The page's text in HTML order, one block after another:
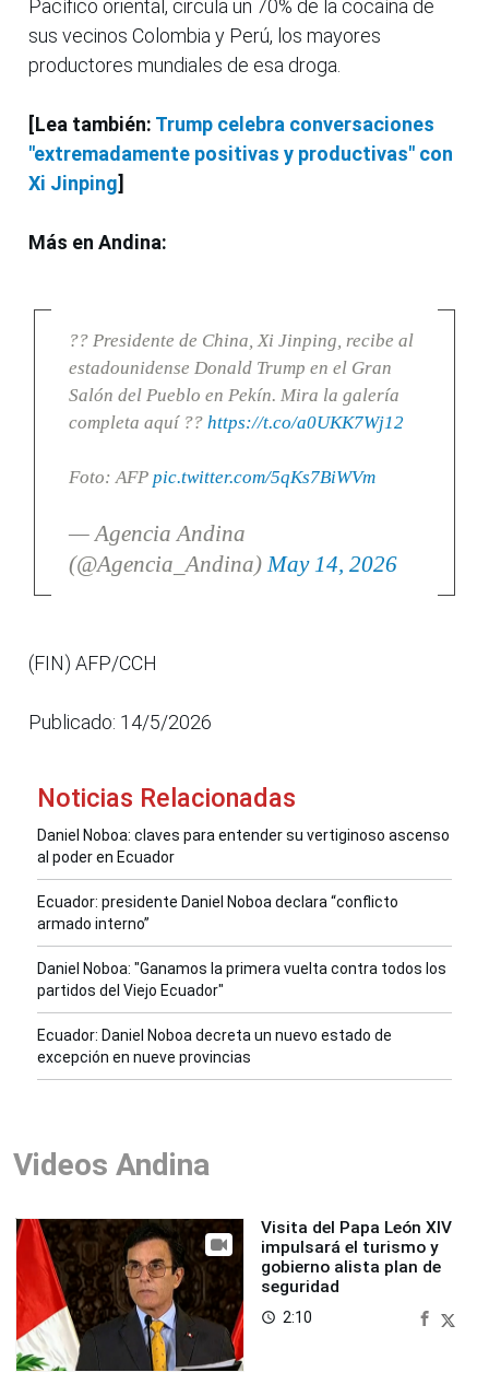
Pacífico oriental, circula un 70% de la cocaína de
sus vecinos Colombia y Perú, los mayores
productores mundiales de esa droga.
[Lea también: Trump celebra conversaciones
"extremadamente positivas y productivas" con
Xi Jinping]
Más en Andina:
?? Presidente de China, Xi Jinping, recibe al
estadounidense Donald Trump en el Gran
Salón del Pueblo en Pekín. Mira la galería
completa aquí ?? https://t.co/a0UKK7Wj12
Foto: AFP pic.twitter.com/5qKs7BiWVm
— Agencia Andina
(@Agencia_Andina) May 14, 2026
(FIN) AFP/CCH
Publicado: 14/5/2026
Noticias Relacionadas
Daniel Noboa: claves para entender su vertiginoso ascenso
al poder en Ecuador
Ecuador: presidente Daniel Noboa declara “conflicto
armado interno”
Daniel Noboa: "Ganamos la primera vuelta contra todos los
partidos del Viejo Ecuador"
Ecuador: Daniel Noboa decreta un nuevo estado de
excepción en nueve provincias
Videos Andina
Visita del Papa León XIV
impulsará el turismo y
gobierno alista plan de
seguridad
access_time 2:10